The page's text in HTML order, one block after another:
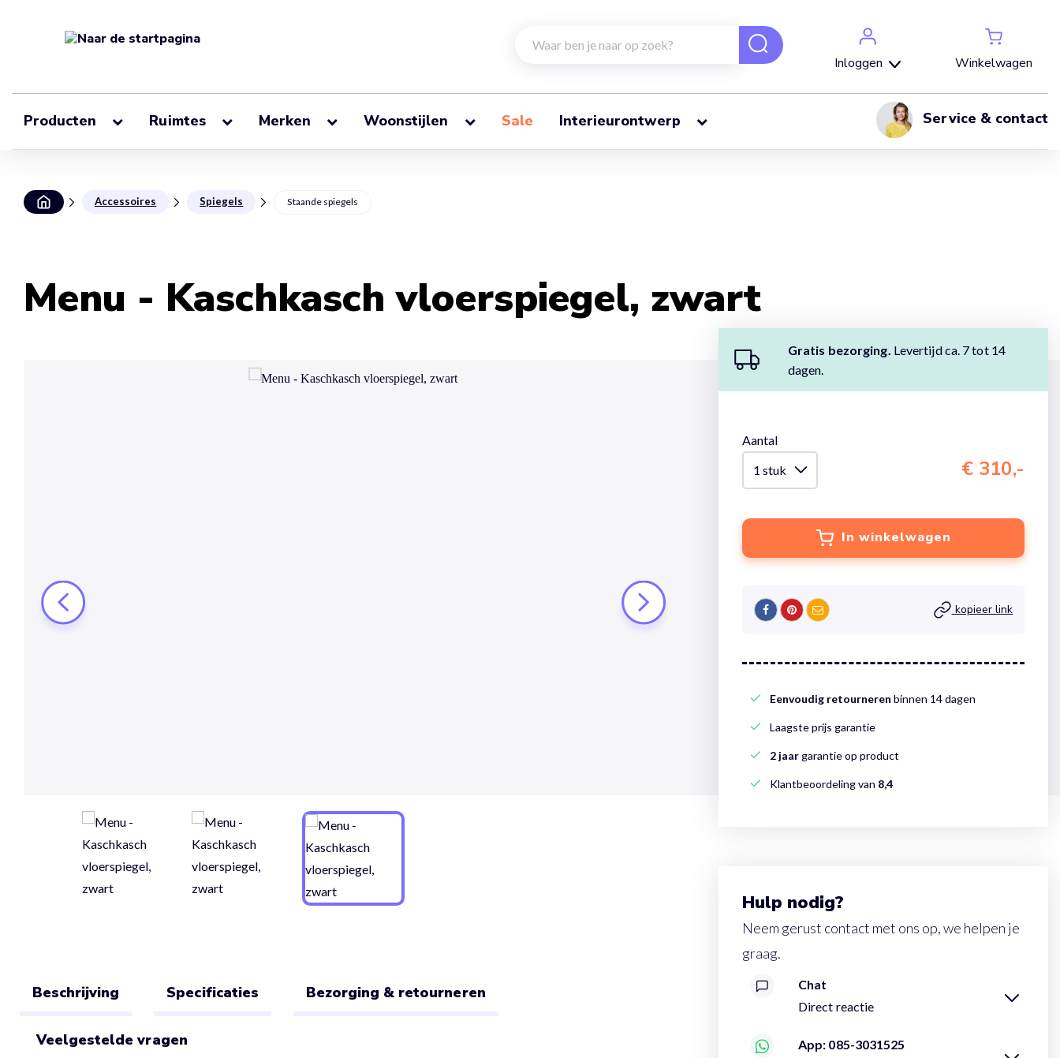
Inloggen Winkelwagen
Producten Ruimtes Merken Woonstijlen Sale Interieurontwerp Service & contact
Accessoires Spiegels Staande spiegels
Menu - Kaschkasch vloerspiegel, zwart
Beschrijving Specificaties Bezorging & retourneren
Veelgestelde vragen
Gratis bezorging. Levertijd ca. 7 tot 14
dagen.
Aantal
€ 310,-
In winkelwagen
kopieer link
Eenvoudig retourneren binnen 14 dagen
Laagste prijs garantie
2 jaargarantie op product
Klantbeoordeling van 8,4
Hulp nodig?
Neem gerust contact met ons op, we helpen je
graag.
Chat
Direct reactie
App: 085-3031525